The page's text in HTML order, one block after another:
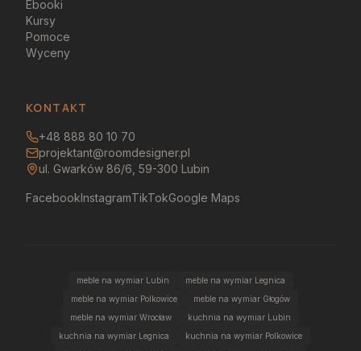
Ebooki
Kursy
Pomoce
Wyceny
KONTAKT
+48 888 80 10 70
projektant@roomdesigner.pl
ul. Gwarków 86/6, 59-300 Lubin
FacebookInstagramTikTokGoogle Maps
meble na wymiar Lubin
meble na wymiar Legnica
meble na wymiar Polkowice
meble na wymiar Głogów
meble na wymiar Wrocław
kuchnia na wymiar Lubin
kuchnia na wymiar Legnica
kuchnia na wymiar Polkowice